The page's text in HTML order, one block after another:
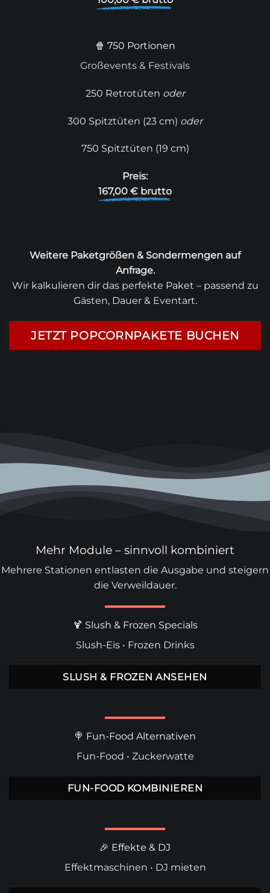
🍿 750 Portionen
Großevents & Festivals
250 Retrotüten oder
300 Spitztüten (23 cm) oder
750 Spitztüten (19 cm)
Preis:
167,00 € brutto
Weitere Paketgrößen & Sondermengen auf
Anfrage.
Wir kalkulieren dir das perfekte Paket – passend zu
Gästen, Dauer & Eventart.
JETZT POPCORNPAKETE BUCHEN
Mehr Module – sinnvoll kombiniert
Mehrere Stationen entlasten die Ausgabe und steigern
die Verweildauer.
🍹 Slush & Frozen Specials
Slush-Eis• Frozen Drinks
SLUSH & FROZEN ANSEHEN
🍭 Fun-Food Alternativen
Fun-Food • Zuckerwatte
FUN-FOOD KOMBINIEREN
🎉 Effekte & DJ
Effektmaschinen • DJ mieten